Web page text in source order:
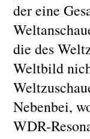
der eine
die des
Weltbild
Nebenbei,
WDR-